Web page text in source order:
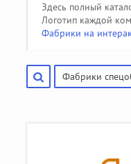
Здесь полный
Логотип каждой
Фабрики на
Фабрики